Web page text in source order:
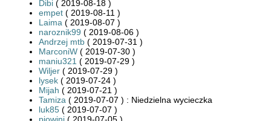
Dibi ( 2019-08-18 )
empet ( 2019-08-11 )
Laima ( 2019-08-07 )
naroznik99 ( 2019-08-06 )
Andrzej mtb ( 2019-07-31 )
MarconiW ( 2019-07-30 )
maniu321 ( 2019-07-29 )
Wiljer ( 2019-07-29 )
lysek ( 2019-07-24 )
Mijah ( 2019-07-21 )
Tamiza ( 2019-07-07 ) : Niedzielna wycieczka
luk85 ( 2019-07-07 )
piowini ( 2019-07-05 )